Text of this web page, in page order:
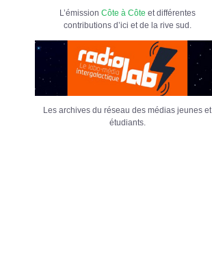
L’émission Côte à Côte et différentes
contributions d’ici et de la rive sud.
Les archives du réseau des médias jeunes et
étudiants.